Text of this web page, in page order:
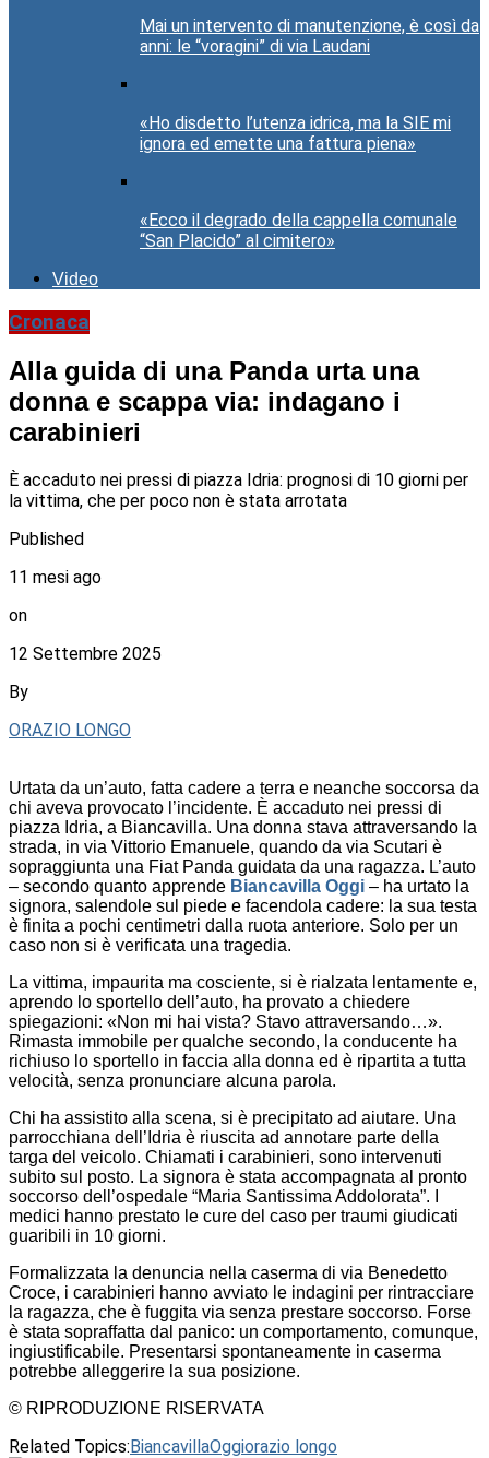
Mai un intervento di manutenzione, è così da
anni: le “voragini” di via Laudani
«Ho disdetto l’utenza idrica, ma la SIE mi
ignora ed emette una fattura piena»
«Ecco il degrado della cappella comunale
“San Placido” al cimitero»
Video
Cronaca
Alla guida di una Panda urta una
donna e scappa via: indagano i
carabinieri
È accaduto nei pressi di piazza Idria: prognosi di 10 giorni per
la vittima, che per poco non è stata arrotata
Published
11 mesi ago
on
12 Settembre 2025
By
ORAZIO LONGO
Urtata da un’auto, fatta cadere a terra e neanche soccorsa da
chi aveva provocato l’incidente. È accaduto nei pressi di
piazza Idria, a Biancavilla. Una donna stava attraversando la
strada, in via Vittorio Emanuele, quando da via Scutari è
sopraggiunta una Fiat Panda guidata da una ragazza. L’auto
– secondo quanto apprende Biancavilla Oggi – ha urtato la
signora, salendole sul piede e facendola cadere: la sua testa
è finita a pochi centimetri dalla ruota anteriore. Solo per un
caso non si è verificata una tragedia.
La vittima, impaurita ma cosciente, si è rialzata lentamente e,
aprendo lo sportello dell’auto, ha provato a chiedere
spiegazioni: «Non mi hai vista? Stavo attraversando…».
Rimasta immobile per qualche secondo, la conducente ha
richiuso lo sportello in faccia alla donna ed è ripartita a tutta
velocità, senza pronunciare alcuna parola.
Chi ha assistito alla scena, si è precipitato ad aiutare. Una
parrocchiana dell’Idria è riuscita ad annotare parte della
targa del veicolo. Chiamati i carabinieri, sono intervenuti
subito sul posto. La signora è stata accompagnata al pronto
soccorso dell’ospedale “Maria Santissima Addolorata”. I
medici hanno prestato le cure del caso per traumi giudicati
guaribili in 10 giorni.
Formalizzata la denuncia nella caserma di via Benedetto
Croce, i carabinieri hanno avviato le indagini per rintracciare
la ragazza, che è fuggita via senza prestare soccorso. Forse
è stata sopraffatta dal panico: un comportamento, comunque,
ingiustificabile. Presentarsi spontaneamente in caserma
potrebbe alleggerire la sua posizione.
© RIPRODUZIONE RISERVATA
Related Topics:BiancavillaOggiorazio longo